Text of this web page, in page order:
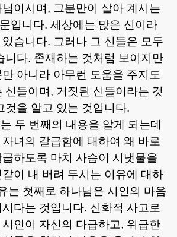
이시며 , 그분만이 살아 계시는
입니다. 세상에는 많은 신이라
습니다. 그러나 그 신들은 모두
니다. 존재하는 것처럼 보이지만
아니라 아무런 도움을 주지도
신들이며 , 거짓된 신들이라는 것
것을 알고 있는 것입니다.
두 번째의 내용을 알게 되는데
녀의 갈급함에 대하여 왜 바로
하도록 마치 사슴이 시냇물을
이 내 버려 두시는 이유에 대하
는 첫째로 하나님은 시인의 마음
다는 것입니다. 신화적 사고로
인이 자신의 다급하고, 위급한